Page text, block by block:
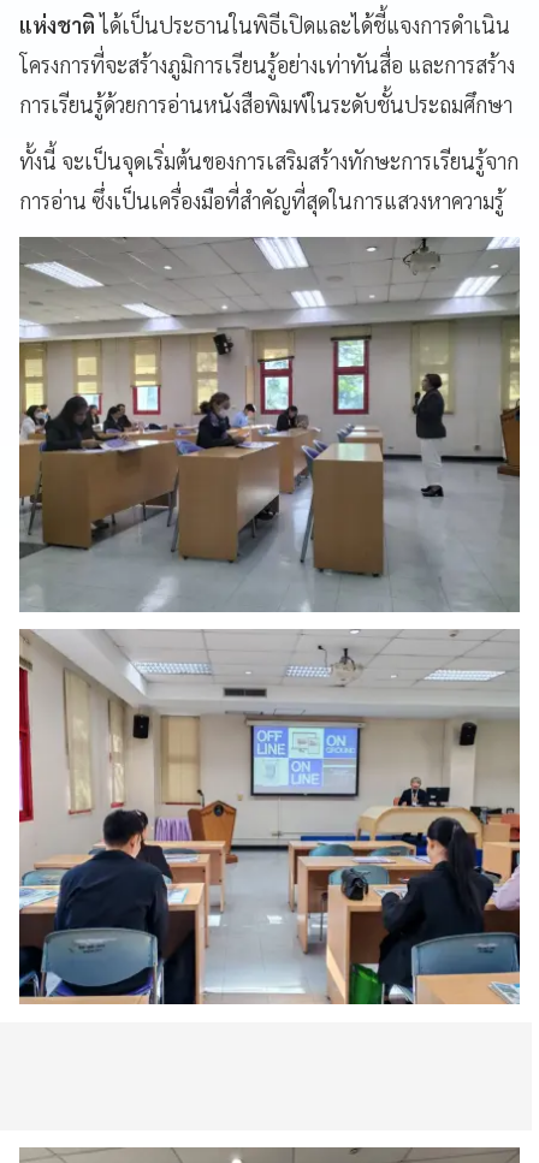
แห่งชาติได้เป็นประธานในพิธีเปิดและได้ชี้แจงการดำเนิน
โครงการที่จะสร้างภูมิการเรียนรู้อย่างเท่าทันสื่อ และการสร้าง
การเรียนรู้ด้วยการอ่านหนังสือพิมพ์ในระดับชั้นประถมศึกษา
ทั้งนี้ จะเป็นจุดเริ่มต้นของการเสริมสร้างทักษะการเรียนรู้จาก
การอ่าน ซึ่งเป็นเครื่องมือที่สำคัญที่สุดในการแสวงหาความรู้